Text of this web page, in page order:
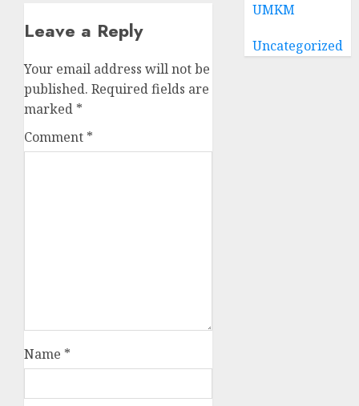
Leave a Reply
Your email address will not be
published. Required fields are
marked *
Comment *
Name *
UMKM
Uncategorized